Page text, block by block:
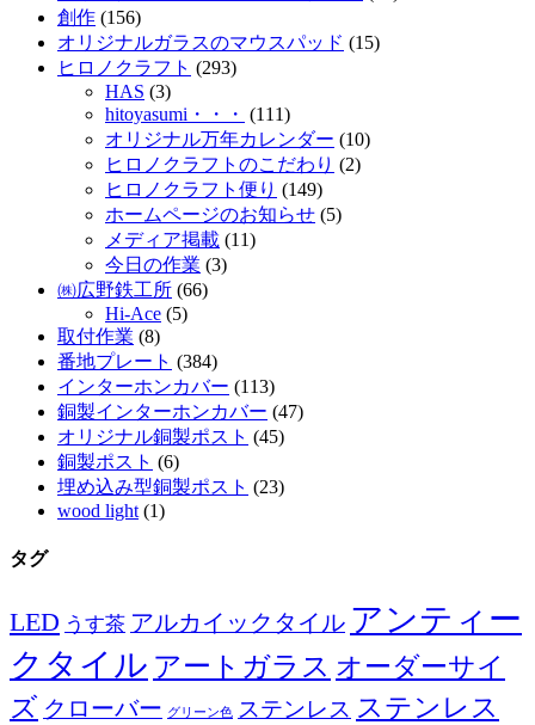
創作 (156)
オリジナルガラスのマウスパッド (15)
ヒロノクラフト (293)
HAS (3)
hitoyasumi・・・ (111)
オリジナル万年カレンダー (10)
ヒロノクラフトのこだわり (2)
ヒロノクラフト便り (149)
ホームページのお知らせ (5)
メディア掲載 (11)
今日の作業 (3)
㈱広野鉄工所 (66)
Hi-Ace (5)
取付作業 (8)
番地プレート (384)
インターホンカバー (113)
銅製インターホンカバー (47)
オリジナル銅製ポスト (45)
銅製ポスト (6)
埋め込み型銅製ポスト (23)
wood light (1)
タグ
LED うす茶 アルカイックタイル アンティー
クタイル アートガラス オーダーサイ
ズ クローバー グリーン色 ステンレス ステンレス